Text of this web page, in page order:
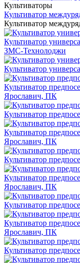
Культиваторы
Культиватор
Культиватор
Культиватор
ЗМС-Технолоджи
Культиватор
Культиватор
Ярославич, ПК
Культиватор
Культиватор
Ярославич, ПК
Культиватор
Культиватор
Ярославич, ПК
Культиватор
Культиватор
Ярославич, ПК
Культиватор